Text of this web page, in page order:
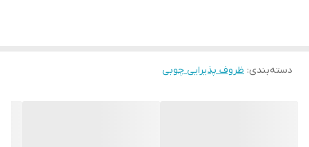
دسته‌بندی: ظروف پذیرایی چوبی